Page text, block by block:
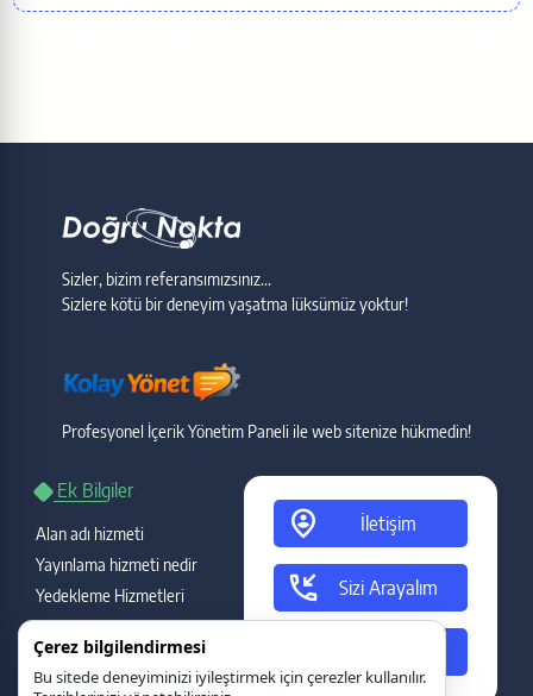
Sizler, bizim referansımızsınız...
Sizlere kötü bir deneyim yaşatma lüksümüz yoktur!
Profesyonel İçerik Yönetim Paneli ile web sitenize hükmedin!
Ek Bilgiler
Alan adı hizmeti
Yayınlama hizmeti nedir
Yedekleme Hizmetleri
Garanti ve destek
Gecikme durumu
Yasal Bilgiler
person_pin_circle İletişim
phone_callback Sizi Arayalım
Çerez bilgilendirmesi
Bu sitede deneyiminizi iyileştirmek için çerezler kullanılır.